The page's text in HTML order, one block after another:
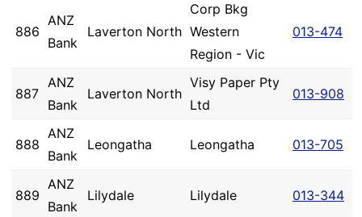
886
ANZ
Bank
Laverton North
Corp Bkg
Western
Region - Vic
013-474
887
ANZ
Bank
Laverton North
Visy Paper Pty
Ltd
013-908
888
ANZ
Bank
Leongatha Leongatha 013-705
889
ANZ
Bank
Lilydale Lilydale 013-344